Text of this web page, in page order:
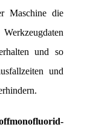
Maschine die
und so
und